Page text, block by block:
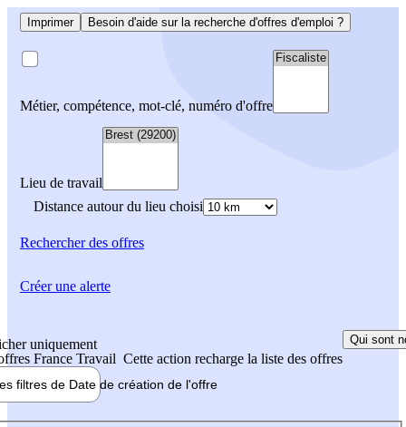
Imprimer Besoin d'aide sur la recherche d'offres d'emploi ?
Métier, compétence, mot-clé, numéro d'offre
Lieu de travail
Distance autour du lieu choisi
Rechercherdes offres
uniquement
France Travail Cette action recharge la liste des offres
Qui sont
filtres de Date de création de l'offre
Créer une alerte